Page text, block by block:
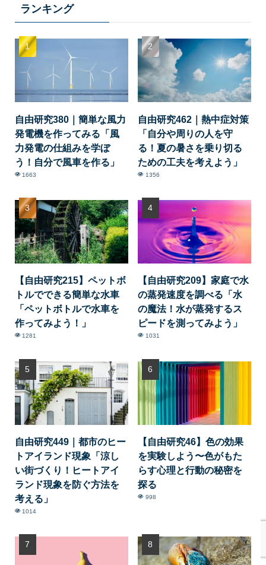
ランキング
自由研究380｜簡単な風力
発電機を作ってみる「風
力発電の仕組みを学ぼ
う！自分で風車を作る」
1663
自由研究462｜熱中症対策
「自分や周りの人を守
る！夏の暑さを乗り切る
ための工夫を考えよう」
1356
【自由研究215】ペットボ
トルでできる簡単な水車
「ペットボトルで水車を
作ってみよう！」
1281
【自由研究209】家庭で水
の蒸発速度を調べる「水
の魔法！水が蒸発するス
ピードを測ってみよう」
1031
自由研究449｜都市のヒー
トアイランド現象「涼し
い街づくり！ヒートアイ
ランド現象を防ぐ方法を
考える」
1014
【自由研究46】色の効果
を実験しよう〜色がもた
らす心理と行動の秘密を
探る
998